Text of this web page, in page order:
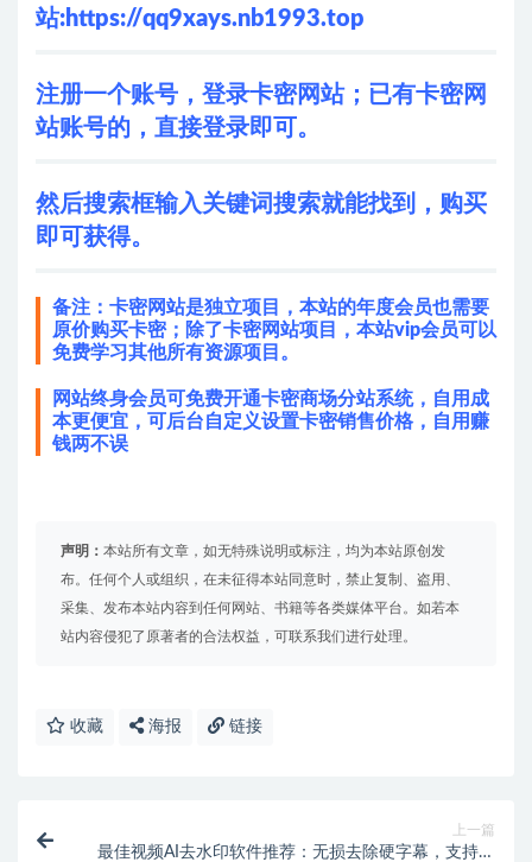
站: https://qq9xays.nb1993.top
注册一个账号，登录卡密网站；已有卡密网
站账号的，直接登录即可。
然后搜索框输入关键词搜索就能找到，购买
即可获得。
备注：卡密网站是独立项目，本站的年度会员也需要
原价购买卡密；除了卡密网站项目，本站vip会员可以
免费学习其他所有资源项目。
网站终身会员可免费开通卡密商场分站系统，自用成
本更便宜，可后台自定义设置卡密销售价格，自用赚
钱两不误
声明： 本站所有文章，如无特殊说明或标注，均为本站原创发
布。任何个人或组织，在未征得本站同意时，禁止复制、盗用、
采集、发布本站内容到任何网站、书籍等各类媒体平台。如若本
站内容侵犯了原著者的合法权益，可联系我们进行处理。
收藏 海报 链接
上一篇
最佳视频AI去水印软件推荐：无损去除硬字幕，支持批